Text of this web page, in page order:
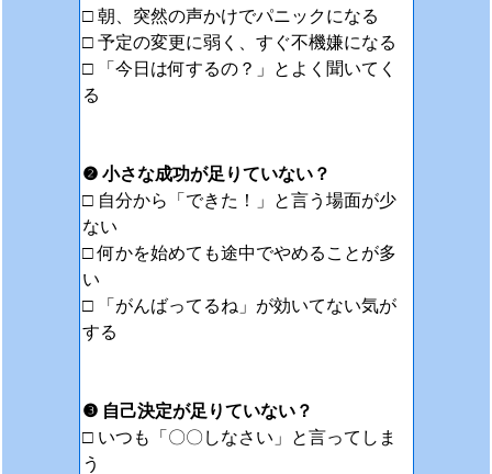
□ 朝、突然の声かけでパニックになる
□ 予定の変更に弱く、すぐ不機嫌になる
□ 「今日は何するの？」とよく聞いてく
る
❷ 小さな成功が足りていない？
□ 自分から「できた！」と言う場面が少
ない
□ 何かを始めても途中でやめることが多
い
□ 「がんばってるね」が効いてない気が
する
❸ 自己決定が足りていない？
□ いつも「〇〇しなさい」と言ってしま
う